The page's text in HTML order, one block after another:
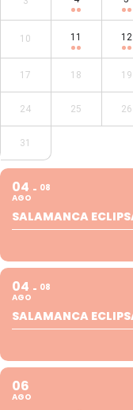
10 11 12
17 18 19
24 25 26
31
04
AGO
08
SALAMANCA
04
AGO
08
SALAMANCA
06
AGO